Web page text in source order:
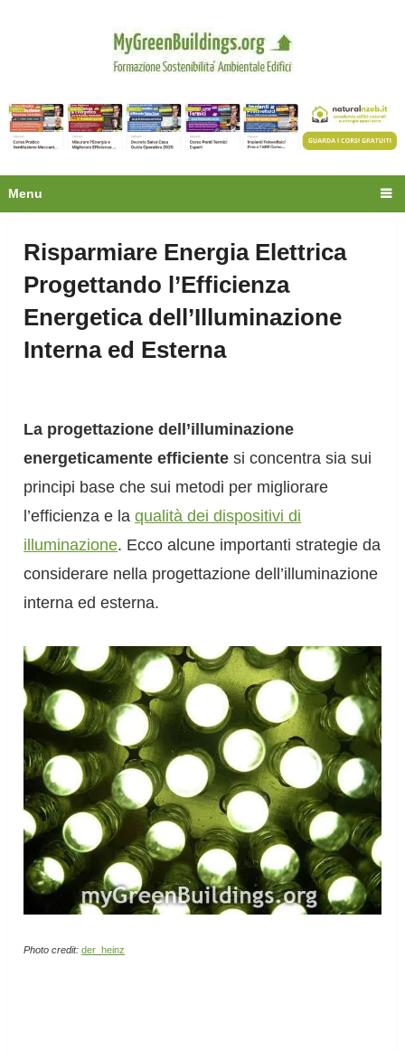
Menu
Risparmiare Energia Elettrica
Progettando l’Efficienza
Energetica dell’Illuminazione
Interna ed Esterna
La progettazione dell’illuminazione
energeticamente efficiente si concentra sia sui
principi base che sui metodi per migliorare
l’efficienza e laqualità dei dispositivi di
illuminazione. Ecco alcune importanti strategie da
considerare nella progettazione dell’illuminazione
interna ed esterna.
Photo credit: der_heinz
Privacy
Oltre 30.000 tecnici
fanno già parte della